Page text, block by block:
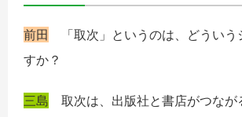
前田 「取次」というのは、どういう
すか？
三島 取次は、出版社と書店がつなが